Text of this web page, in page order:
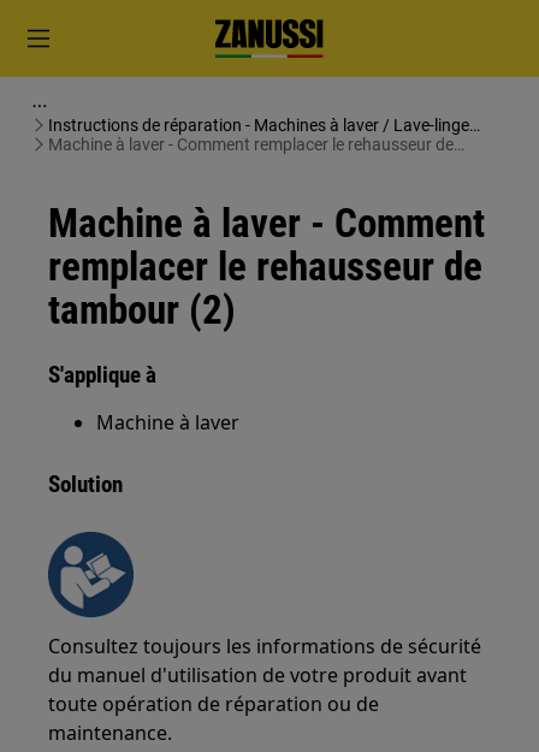
Instructions de réparation - Machines à laver / Lave-linge
séchants
Machine à laver - Comment remplacer le rehausseur de
Machine à laver - Comment
remplacer le rehausseur de
tambour (2)
S'applique à
Machine à laver
Solution
Consultez toujours les informations de sécurité
du manuel d'utilisation de votre produit avant
toute opération de réparation ou de
maintenance.